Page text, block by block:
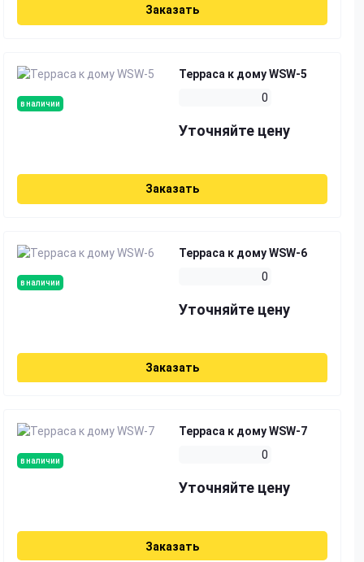
Заказать
в наличии
Терраса к дому WSW-5
0
Уточняйте цену
Заказать
в наличии
Терраса к дому WSW-6
0
Уточняйте цену
Заказать
в наличии
Терраса к дому WSW-7
0
Уточняйте цену
Заказать